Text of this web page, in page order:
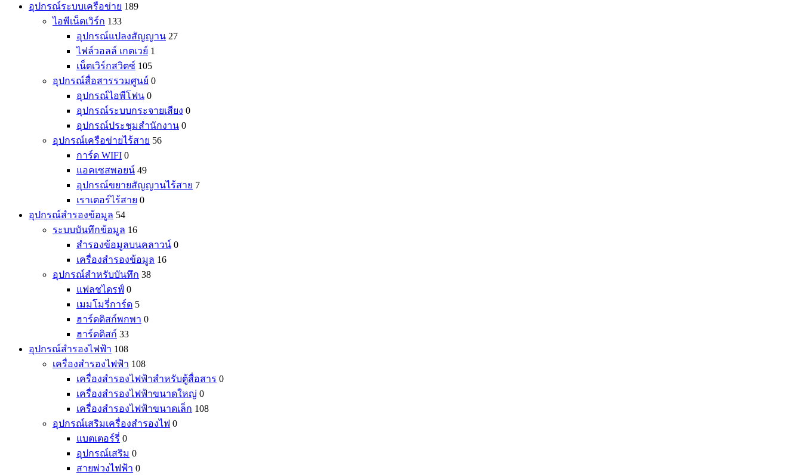
อุปกรณ์ระบบเครือข่าย 189
ไอพีเน็ตเวิร์ก 133
อุปกรณ์แปลงสัญญาน 27
ไฟล์วอลล์ เกตเวย์ 1
เน็ตเวิร์กสวิตซ์ 105
อุปกรณ์สื่อสารรวมศูนย์ 0
อุปกรณ์ไอพีโฟน 0
อุปกรณ์ระบบกระจายเสียง 0
อุปกรณ์ประชุมสำนักงาน 0
อุปกรณ์เครือข่ายไร้สาย 56
การ์ด WIFI 0
แอคเซสพอยน์ 49
อุปกรณ์ขยายสัญญานไร้สาย 7
เราเตอร์ไร้สาย 0
อุปกรณ์สำรองข้อมูล 54
ระบบบันทึกข้อมูล 16
สำรองข้อมูลบนคลาวน์ 0
เครื่องสำรองข้อมูล 16
อุปกรณ์สำหรับบันทึก 38
แฟลชไดรฟ์ 0
เมมโมรี่การ์ด 5
ฮาร์ดดิสก์พกพา 0
ฮาร์ดดิสก์ 33
อุปกรณ์สำรองไฟฟ้า 108
เครื่องสำรองไฟฟ้า 108
เครื่องสำรองไฟฟ้าสำหรับตู้สื่อสาร 0
เครื่องสำรองไฟฟ้าขนาดใหญ่ 0
เครื่องสำรองไฟฟ้าขนาดเล็ก 108
อุปกรณ์เสริมเครื่องสำรองไฟ 0
แบตเตอร์รี่ 0
อุปกรณ์เสริม 0
สายพ่วงไฟฟ้า 0